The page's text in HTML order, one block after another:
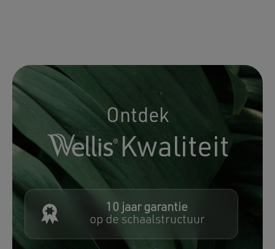
Ontdek
Kwaliteit
10 jaar garantie
op de schaalstructuur